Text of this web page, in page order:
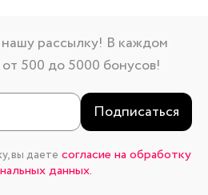
рассылку! В каждом
500 до 5000 бонусов!
Подписаться
вы даете согласие на обработку
данных.